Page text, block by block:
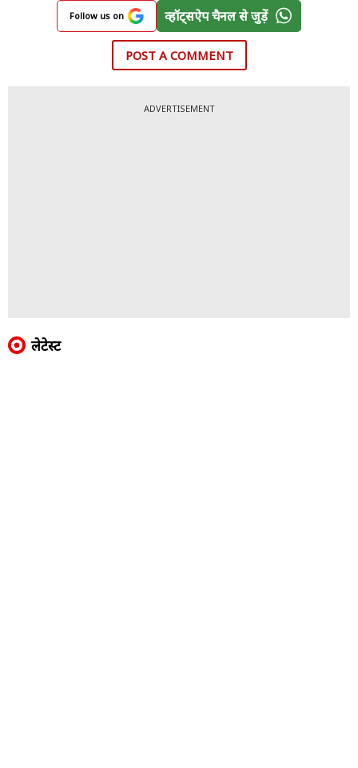
Follow us on व्हॉट्सऐप चैनल से जुड़ें
POST A COMMENT
ADVERTISEMENT
लेटेस्ट